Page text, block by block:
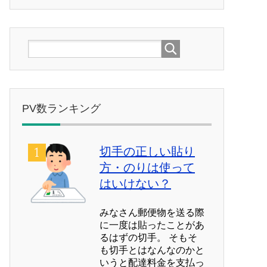
PV数ランキング
切手の正しい貼り
方・のりは使って
はいけない？
みなさん郵便物を送る際
に一度は貼ったことがあ
るはずの切手。 そもそ
も切手とはなんなのかと
いうと配達料金を支払っ